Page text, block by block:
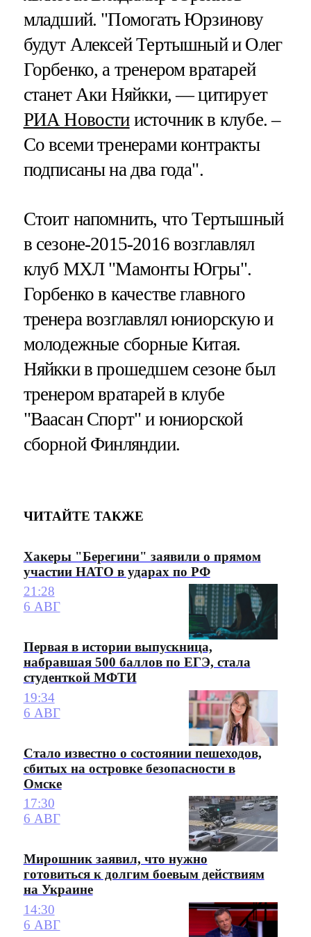
младший. "Помогать Юрзинову
будут Алексей Тертышный и Олег
Горбенко, а тренером вратарей
станет Аки Няйкки, — цитирует
РИА Новостиисточник в клубе. –
Со всеми тренерами контракты
подписаны на два года".
Стоит напомнить, что Тертышный
в сезоне-2015-2016 возглавлял
клуб МХЛ "Мамонты Югры".
Горбенко в качестве главного
тренера возглавлял юниорскую и
молодежные сборные Китая.
Няйкки в прошедшем сезоне был
тренером вратарей в клубе
"Ваасан Спорт" и юниорской
сборной Финляндии.
ЧИТАЙТЕ ТАКЖЕ
Хакеры "Берегини" заявили о прямом
участии НАТО в ударах по РФ
21:28
6 АВГ
Первая в истории выпускница,
набравшая 500 баллов по ЕГЭ, стала
студенткой МФТИ
19:34
6 АВГ
Стало известно о состоянии пешеходов,
сбитых на островке безопасности в
Омске
17:30
6 АВГ
Мирошник заявил, что нужно
готовиться к долгим боевым действиям
на Украине
14:30
6 АВГ